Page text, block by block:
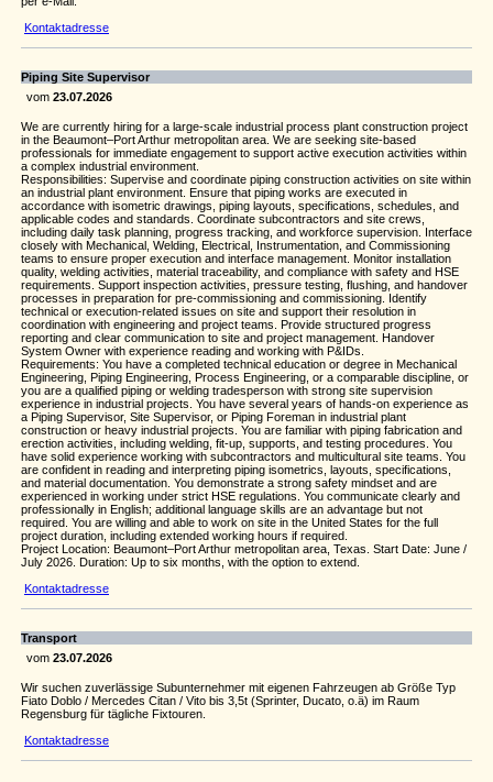
Kontaktadresse
Piping Site Supervisor
vom 23.07.2026
We are currently hiring for a large-scale industrial process plant construction project
in the Beaumont–Port Arthur metropolitan area. We are seeking site-based
professionals for immediate engagement to support active execution activities within
a complex industrial environment.
Responsibilities: Supervise and coordinate piping construction activities on site within
an industrial plant environment. Ensure that piping works are executed in
accordance with isometric drawings, piping layouts, specifications, schedules, and
applicable codes and standards. Coordinate subcontractors and site crews,
including daily task planning, progress tracking, and workforce supervision. Interface
closely with Mechanical, Welding, Electrical, Instrumentation, and Commissioning
teams to ensure proper execution and interface management. Monitor installation
quality, welding activities, material traceability, and compliance with safety and HSE
requirements. Support inspection activities, pressure testing, flushing, and handover
processes in preparation for pre-commissioning and commissioning. Identify
technical or execution-related issues on site and support their resolution in
coordination with engineering and project teams. Provide structured progress
reporting and clear communication to site and project management. Handover
System Owner with experience reading and working with P&IDs.
Requirements: You have a completed technical education or degree in Mechanical
Engineering, Piping Engineering, Process Engineering, or a comparable discipline, or
you are a qualified piping or welding tradesperson with strong site supervision
experience in industrial projects. You have several years of hands-on experience as
a Piping Supervisor, Site Supervisor, or Piping Foreman in industrial plant
construction or heavy industrial projects. You are familiar with piping fabrication and
erection activities, including welding, fit-up, supports, and testing procedures. You
have solid experience working with subcontractors and multicultural site teams. You
are confident in reading and interpreting piping isometrics, layouts, specifications,
and material documentation. You demonstrate a strong safety mindset and are
experienced in working under strict HSE regulations. You communicate clearly and
professionally in English; additional language skills are an advantage but not
required. You are willing and able to work on site in the United States for the full
project duration, including extended working hours if required.
Project Location: Beaumont–Port Arthur metropolitan area, Texas. Start Date: June /
July 2026. Duration: Up to six months, with the option to extend.
Kontaktadresse
Transport
vom 23.07.2026
Wir suchen zuverlässige Subunternehmer mit eigenen Fahrzeugen ab Größe Typ
Fiato Doblo / Mercedes Citan / Vito bis 3,5t (Sprinter, Ducato, o.ä) im Raum
Regensburg für tägliche Fixtouren.
Kontaktadresse